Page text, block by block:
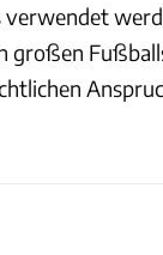
großen